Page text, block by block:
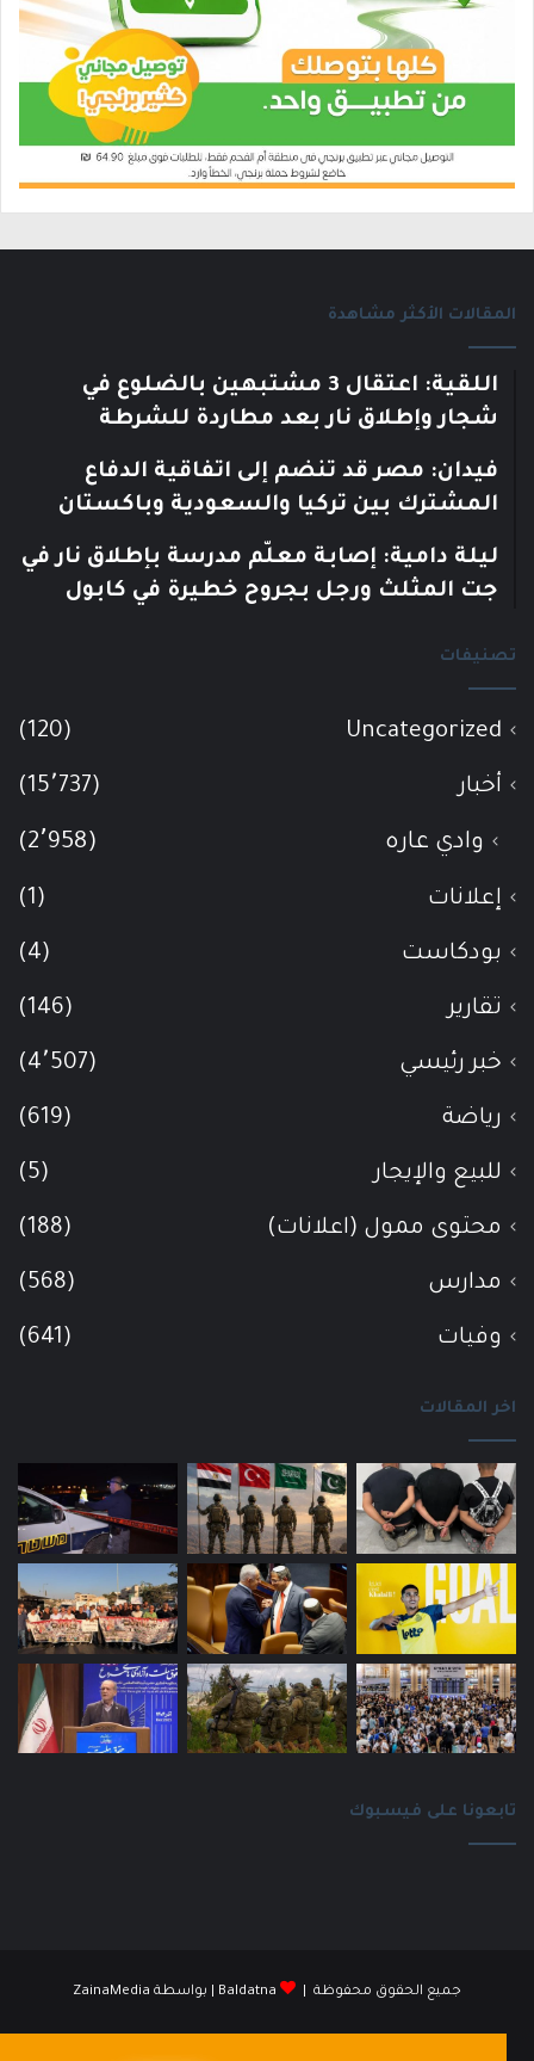
المقالات الأكثر مشاهدة
اللقية: اعتقال 3 مشتبهين بالضلوع في
شجار وإطلاق نار بعد مطاردة للشرطة
فيدان: مصر قد تنضم إلى اتفاقية الدفاع
المشترك بين تركيا والسعودية وباكستان
ليلة دامية: إصابة معلّم مدرسة بإطلاق نار في
جت المثلث ورجل بجروح خطيرة في كابول
تصنيفات
Uncategorized
(120)
أخبار (15٬737)
وادي عاره (2٬958)
إعلانات (1)
بودكاست (4)
تقارير (146)
خبر رئيسي (4٬507)
رياضة (619)
للبيع والإيجار (5)
محتوى ممول (اعلانات) (188)
مدارس (568)
وفيات (641)
اخر المقالات
تابعونا على فيسبوك
جميع الحقوق محفوظة | Baldatna | بواسطة ZainaMedia